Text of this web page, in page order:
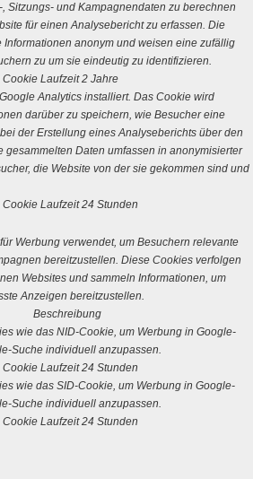
Sitzungs- und Kampagnendaten zu berechnen
für einen Analysebericht zu erfassen. Die
anonym und weisen eine zufällig
zu um sie eindeutig zu identifizieren.
Cookie Laufzeit 2 Jahre
Analytics installiert. Das Cookie wird
darüber zu speichern, wie Besucher eine
der Erstellung eines Analyseberichts über den
gesammelten Daten umfassen in anonymisierter
die Website von der sie gekommen sind und
Cookie Laufzeit 24 Stunden
Werbung verwendet, um Besuchern relevante
bereitzustellen. Diese Cookies verfolgen
Websites und sammeln Informationen, um
Anzeigen bereitzustellen.
Beschreibung
wie das NID-Cookie, um Werbung in Google-
Suche individuell anzupassen.
Cookie Laufzeit 24 Stunden
wie das SID-Cookie, um Werbung in Google-
Suche individuell anzupassen.
Cookie Laufzeit 24 Stunden